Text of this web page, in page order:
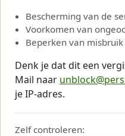
Bescherming van de
Voorkomen van
Beperken van misbruik
Denk je dat dit een
Mail naar
je IP-adres.
Zelf controleren: